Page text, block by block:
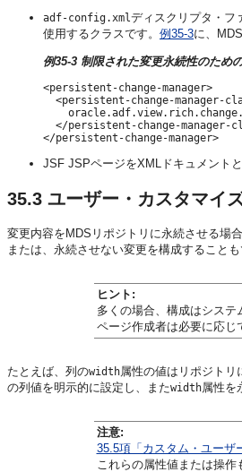
adf-config.xmlディスクリプタ・フ
使用するクラスです。 例35-3に、
例35-3 制限された変更永続性のため
<persistent-change-manager>
<persistent-change-manager-
</persistent-change-manager-
JSF JSPページをXMLドキュメント
35.3 ユーザー・カスタマイ
変更内容をMDSリポジトリに永続させる場
または、永続させない変更を構成することも
ヒント:
多くの場合、構成はシステ
ページ作成者は必要に応じ
たとえば、列のwidth属性の値はリポジト
の列値を明示的に設定し、またwidth属性を
注意:
35.5項「カスタム・ユーザ
これらの属性値または操